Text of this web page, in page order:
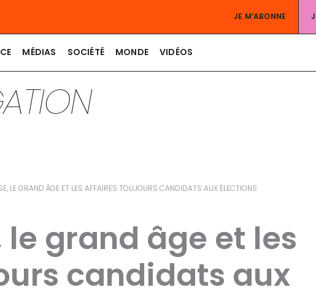
JE M’ABONNE
MÉDIAS SOCIÉTÉ MONDE VIDÉOS
LE GRAND ÂGE ET LES AFFAIRES TOUJOURS CANDIDATS AUX ÉLECTIONS
le grand âge et les
candidats aux